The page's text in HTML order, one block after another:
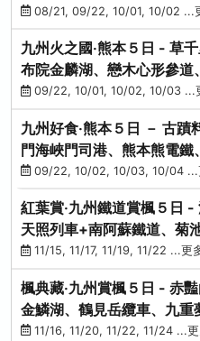
華海鮮盛宴
08/21, 09/22, 10/01, 10/02 ...
九州火之國‧熊本５日 - 草
布院金麟湖、戀木心形參道
獄蒸DIY
09/22, 10/01, 10/02, 10/03 ...
九州好食‧熊本５日 － 古
門海峽門司港、熊本熊電
09/22, 10/02, 10/03, 10/04 ...
紅葉賞‧九州鐵道賞楓５日 -
天照列車+南阿蘇鐵道、菊
滿宮、竈門神社
11/15, 11/17, 11/19, 11/22 ...更
楓典藏‧九州賞楓５日 - 赤
金鱗湖、鶴見岳纜車、九重
豚+和牛饗宴
11/16, 11/20, 11/22, 11/24 ...